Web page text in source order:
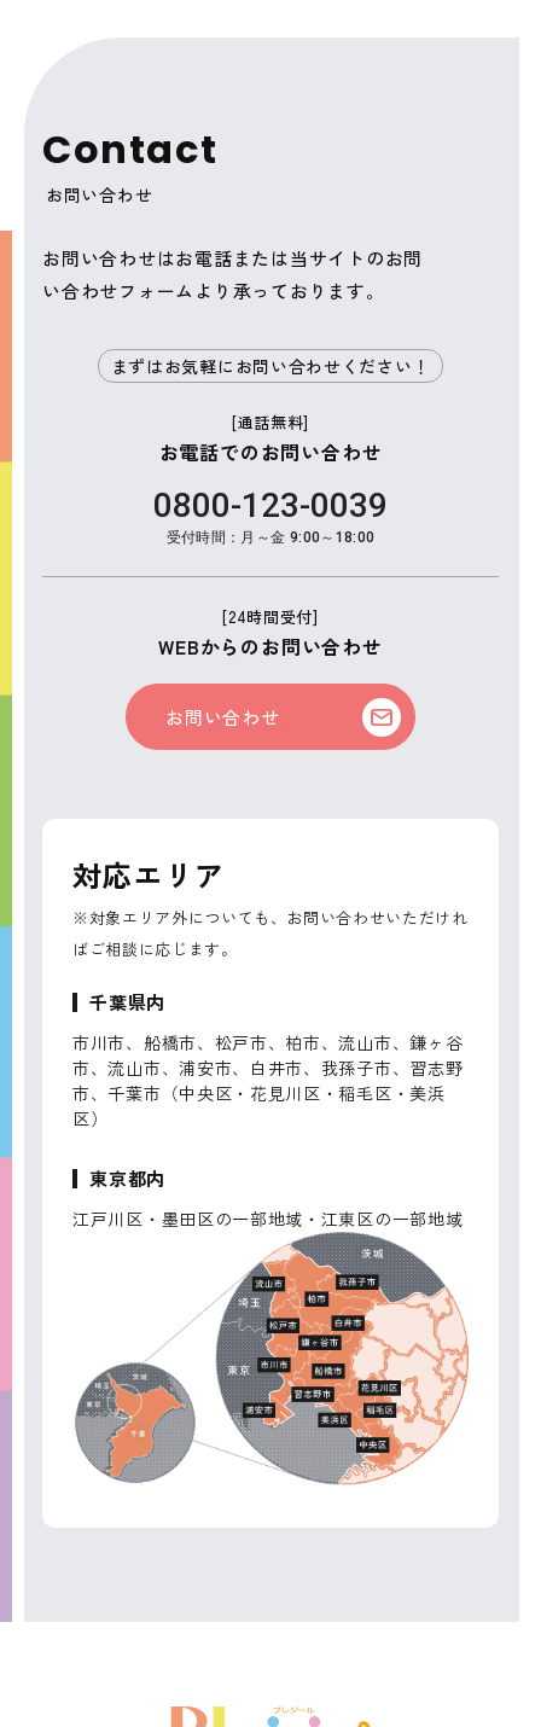
Contact
お問い合わせ
お問い合わせはお電話または当サイトのお問
い合わせフォームより承っております。
まずはお気軽にお問い合わせください！
[通話無料]
お電話でのお問い合わせ
0800-123-0039
受付時間：月～金 9:00～18:00
[24時間受付]
WEBからのお問い合わせ
お問い合わせ
対応エリア
※対象エリア外についても、お問い合わせいただけれ
ばご相談に応じます。
千葉県内
市川市、船橋市、松戸市、柏市、流山市、鎌ヶ谷
市、流山市、浦安市、白井市、我孫子市、習志野
市、千葉市（中央区・花見川区・稲毛区・美浜
区）
東京都内
江戸川区・墨田区の一部地域・江東区の一部地域